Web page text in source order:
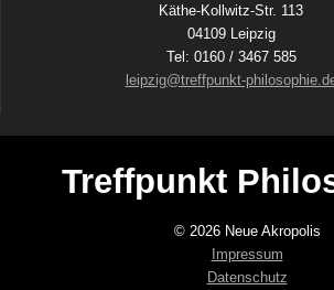
Käthe-Kollwitz-Str. 113
04109 Leipzig
Tel: 0160 / 3467 585
leipzig@treffpunkt-
Treffpunkt
© 2026 Neue Akropolis
Impressum
Datenschutz